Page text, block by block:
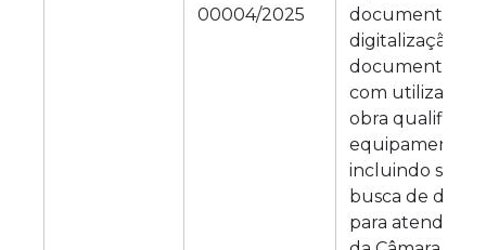
00004/2025
documental
digitalização de
documentos e
com utilização
obra
equipamentos
incluindo
busca de
para atender a